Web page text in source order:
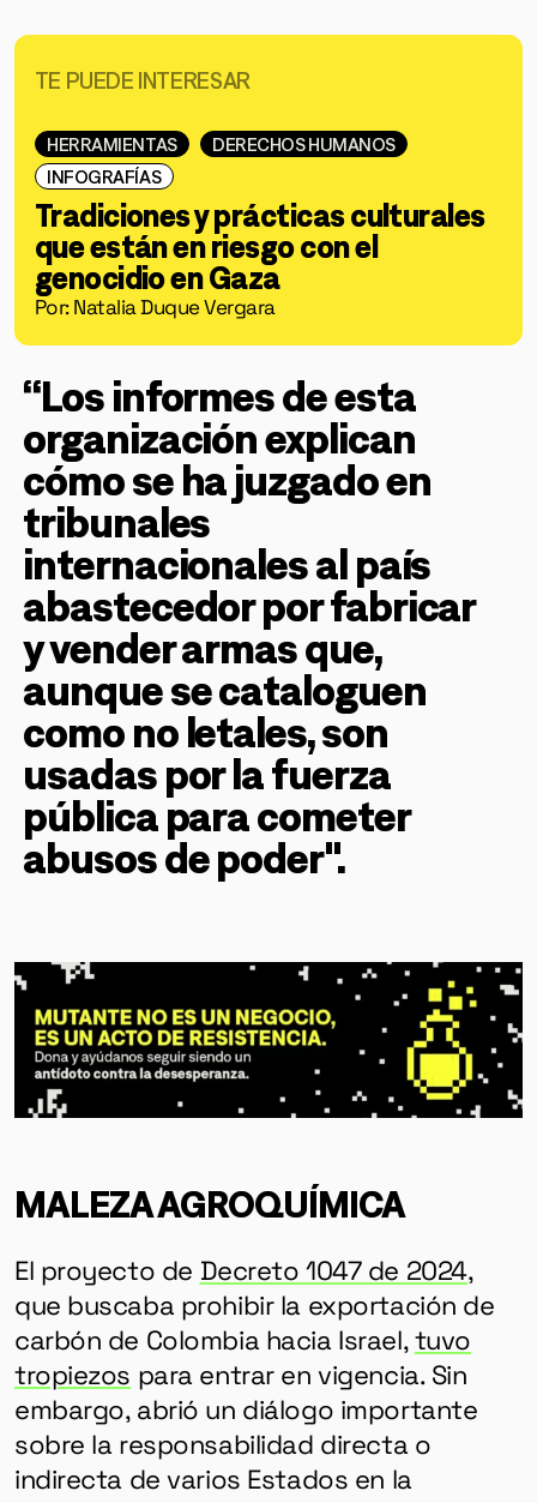
GÉNERO
DERECHOS HUMANOS
SALUD MENTAL
EMERGENCIA CLIMÁTICA
TE PUEDE INTERESAR
HERRAMIENTAS
DERECHOS HUMANOS
INFOGRAFÍAS
Tradiciones y prácticas culturales
que están en riesgo con el
genocidio en Gaza
Por: Natalia Duque Vergara
“Los informes de esta
organización explican
cómo se ha juzgado en
tribunales
internacionales al país
abastecedor por fabricar
y vender armas que,
aunque se cataloguen
como no letales, son
usadas por la fuerza
pública para cometer
abusos de poder".
MALEZA AGROQUÍMICA
El proyecto de Decreto 1047 de 2024,
que buscaba prohibir la exportación de
carbón de Colombia hacia Israel,tuvo
tropiezos para entrar en vigencia. Sin
embargo, abrió un diálogo importante
sobre la responsabilidad directa o
indirecta de varios Estados en la